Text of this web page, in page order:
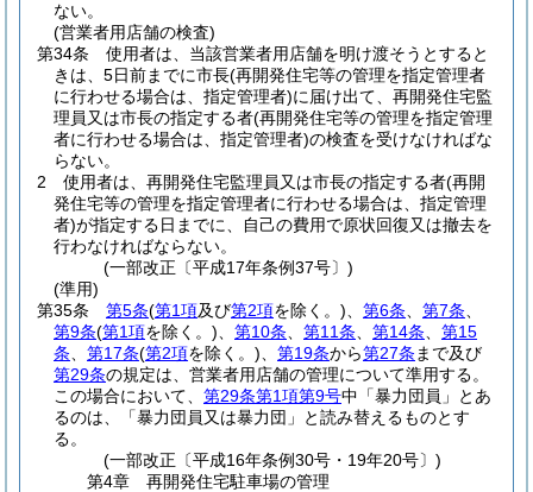
ない。
(営業者用店舗の検査)
第34条
使用者は、当該営業者用店舗を明け渡そうとすると
きは、5日前までに市長(再開発住宅等の管理を指定管理者
に行わせる場合は、指定管理者)に届け出て、再開発住宅監
理員又は市長の指定する者(再開発住宅等の管理を指定管理
者に行わせる場合は、指定管理者)の検査を受けなければな
らない。
2
使用者は、再開発住宅監理員又は市長の指定する者(再開
発住宅等の管理を指定管理者に行わせる場合は、指定管理
者)が指定する日までに、自己の費用で原状回復又は撤去を
行わなければならない。
(一部改正〔平成17年条例37号〕)
(準用)
第35条
第5条(第1項及び第2項を除く。) 第6条 第7条
第9条(第1項を除く。) 第10条 第11条 第14条
第15
条
第17条(第2項を除く。) 第19条から第27条 まで及び
第29条の規定は、営業者用店舗の管理について準用する。
この場合において、 第29条第1項第9号中「暴力団員」とあ
るのは、「暴力団員又は暴力団」と読み替えるものとす
る。
(一部改正〔平成16年条例30号・19年20号〕)
第4章
再開発住宅駐車場の管理